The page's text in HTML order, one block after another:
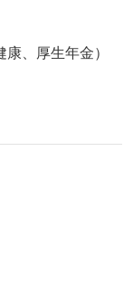
、厚生年金）